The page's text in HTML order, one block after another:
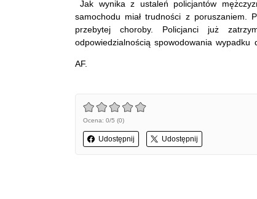
Jak wynika z ustaleń policjantów
samochodu miał trudności z poruszaniem.
przebytej choroby. Policjanci już
odpowiedzialnością spowodowania
AF.
Ocena: 0/5 (0)
Udostępnij Udostępnij